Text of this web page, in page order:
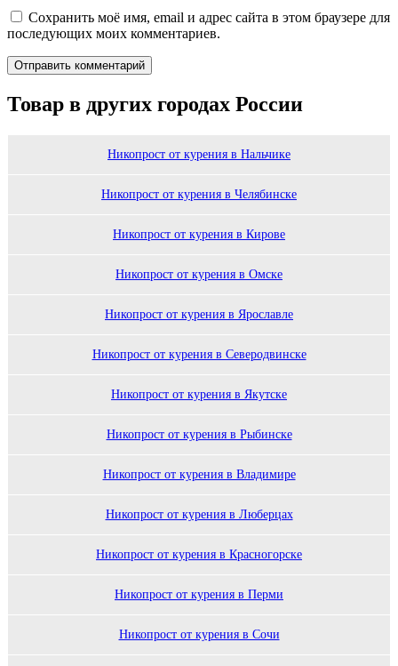
Сохранить моё имя, email и адрес сайта в этом браузере для
последующих моих комментариев.
Товар в других городах России
Никопрост от курения в Нальчике
Никопрост от курения в Челябинске
Никопрост от курения в Кирове
Никопрост от курения в Омске
Никопрост от курения в Ярославле
Никопрост от курения в Северодвинске
Никопрост от курения в Якутске
Никопрост от курения в Рыбинске
Никопрост от курения в Владимире
Никопрост от курения в Люберцах
Никопрост от курения в Красногорске
Никопрост от курения в Перми
Никопрост от курения в Сочи